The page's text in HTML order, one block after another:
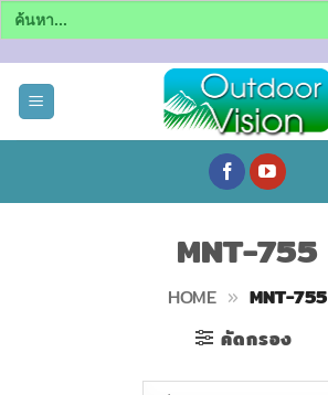
Search
for:
MNT-755
HOME » MNT-755
คัดกรอง